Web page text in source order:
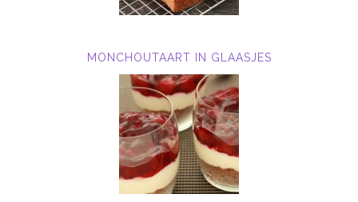
MONCHOUTAART IN GLAASJES